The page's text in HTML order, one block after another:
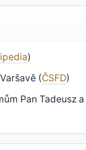
)
(ČSFD)
Pan Tadeusz